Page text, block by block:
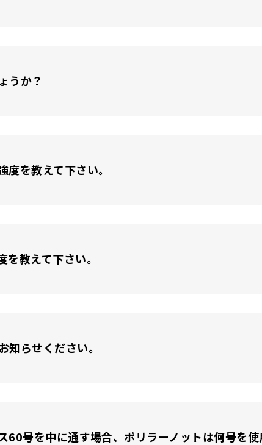
うか？
を教えて下さい。
教えて下さい。
知らせください。
60号を中に通す場合、ポリラーノットは何号を